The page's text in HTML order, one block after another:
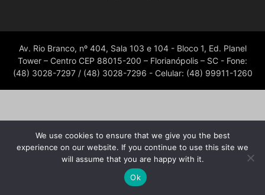
Av. Rio Branco, nº 404, Sala 103 e 104 - Bloco 1, Ed. Planel
Tower – Centro CEP 88015-200 – Florianópolis – SC - Fone:
(48) 3028-7297 / (48) 3028-7296 - Celular: (48) 99911-1260
We use cookies to ensure that we give you the best
experience on our website. If you continue to use this site we
will assume that you are happy with it.
Ok